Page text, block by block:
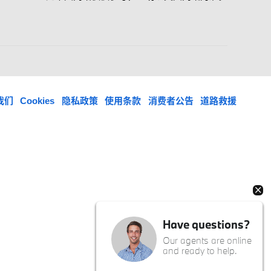
们 Cookies 隐私政策 使用条款 消费者公告 道路救援
Have questions?
Our agents are online
and ready to help.